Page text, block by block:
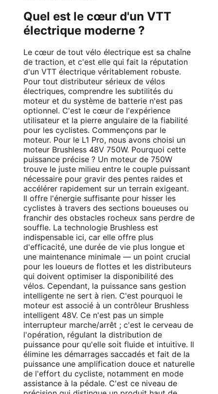
Quel est le cœur d'un VTT
électrique moderne ?
Le cœur de tout vélo électrique est sa chaîne
de traction, et c'est elle qui fait la réputation
d'un VTT électrique véritablement robuste.
Pour tout distributeur sérieux de vélos
électriques, comprendre les subtilités du
moteur et du système de batterie n'est pas
optionnel. C'est le cœur de l'expérience
utilisateur et la pierre angulaire de la fiabilité
pour les cyclistes. Commençons par le
moteur. Pour le L1 Pro, nous avons choisi un
moteur Brushless 48V 750W. Pourquoi cette
puissance précise ? Un moteur de 750W
trouve le juste milieu entre le couple puissant
nécessaire pour gravir des pentes raides et
accélérer rapidement sur un terrain exigeant.
Il offre l'énergie suffisante pour hisser les
cyclistes à travers des sections boueuses ou
franchir des obstacles rocheux sans perdre de
souffle. La technologie Brushless est
indispensable ici, car elle offre plus
d'efficacité, une durée de vie plus longue et
une maintenance minimale — un point crucial
pour les loueurs de flottes et les distributeurs
qui doivent optimiser la disponibilité des
vélos. Cependant, la puissance sans gestion
intelligente ne sert à rien. C'est pourquoi le
moteur est associé à un contrôleur Brushless
intelligent 48V. Ce n'est pas un simple
interrupteur marche/arrêt ; c'est le cerveau de
l'opération, régulant la distribution de
puissance pour qu'elle soit fluide et intuitive. Il
élimine les démarrages saccadés et fait de la
puissance une amplification douce et naturelle
de l'effort du cycliste, notamment en mode
assistance à la pédale. C'est ce niveau de